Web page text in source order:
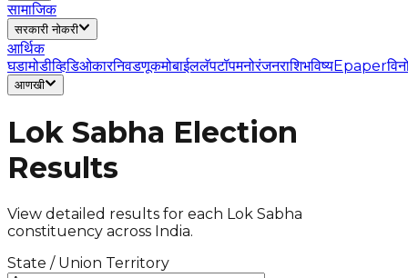
सामाजिक
सरकारी नोकरी
आर्थिक
घडामोडीव्हिडिओकारनिवडणूकमोबाईललॅपटॉपमनोरंजनराशिभविष्यEpaper
आणखी
Lok Sabha Election
Results
View detailed results for each Lok Sabha
constituency across India.
State / Union Territory